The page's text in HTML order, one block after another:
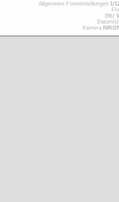
Allgemeine Fotoeinstellungen 1/
Blitz
Datum/
Kamera